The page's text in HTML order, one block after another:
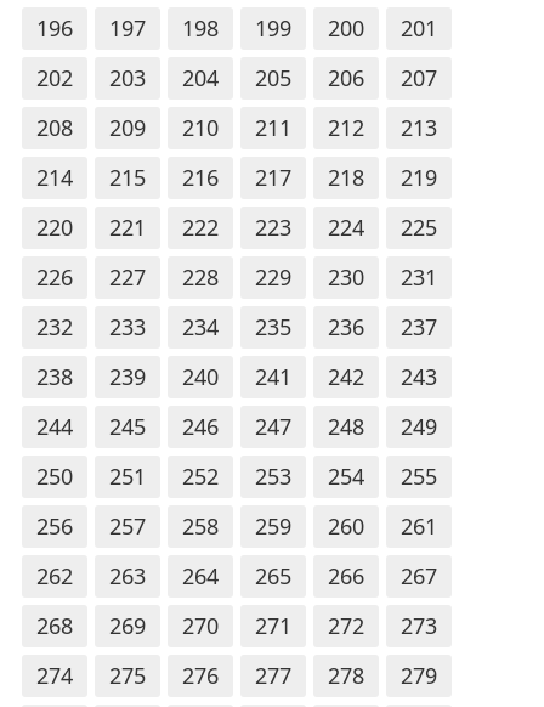
196
197 198 199 200
201
202
203 204 205 206
207
208
209 210 211 212
213
214
215 216 217 218
219
220
221 222 223 224
225
226
227 228 229 230
231
232
233 234 235 236
237
238
239 240 241 242
243
244
245 246 247 248
249
250
251 252 253 254
255
256
257 258 259 260
261
262
263 264 265 266
267
268
269 270 271 272
273
274
275 276 277 278
279